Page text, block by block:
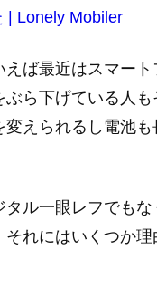
| Lonely Mobiler
えば最近はスマー
ら下げている人
変えられるし電池
タル一眼レフでも
れにはいくつか理